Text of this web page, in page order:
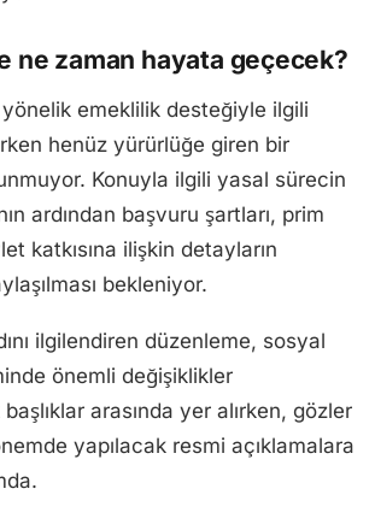
ne zaman hayata geçecek?
yönelik emeklilik desteğiyle ilgili
henüz yürürlüğe giren bir
Konuyla ilgili yasal sürecin
ardından başvuru şartları, prim
katkısına ilişkin detayların
bekleniyor.
ilgilendiren düzenleme, sosyal
önemli değişiklikler
arasında yer alırken, gözler
yapılacak resmi açıklamalara